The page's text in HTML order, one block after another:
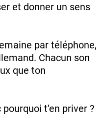
et donner un sens
par téléphone,
Chacun son
que ton
t’en priver ?